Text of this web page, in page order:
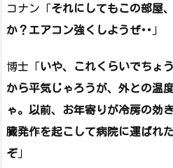
コナン「それにしてもこの部屋
か？エアコン強くしようぜ･･」
博士「いや、これくらいでちょ
から平気じゃろうが、外との温
ゃ。以前、お年寄りが冷房の効
臓発作を起こして病院に運ばれ
ぞ 」